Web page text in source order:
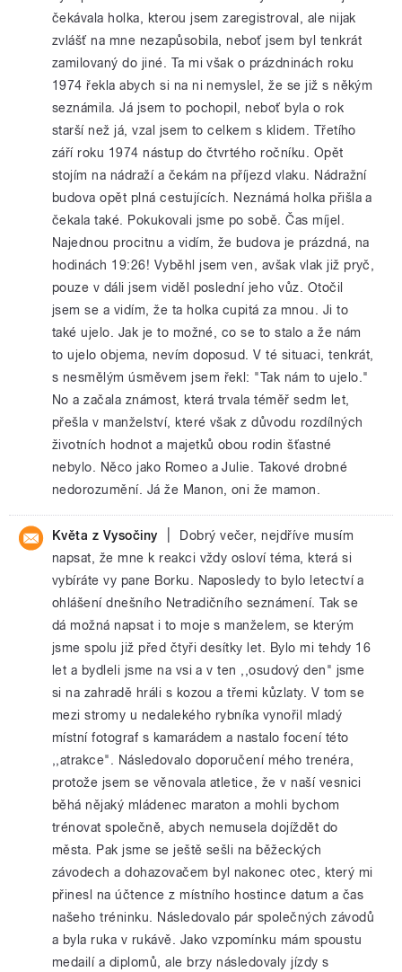
čekávala holka, kterou jsem zaregistroval, ale nijak
zvlášť na mne nezapůsobila, neboť jsem byl tenkrát
zamilovaný do jiné. Ta mi však o prázdninách roku
1974 řekla abych si na ni nemyslel, že se již s někým
seznámila. Já jsem to pochopil, neboť byla o rok
starší než já, vzal jsem to celkem s klidem. Třetího
září roku 1974 nástup do čtvrtého ročníku. Opět
stojím na nádraží a čekám na příjezd vlaku. Nádražní
budova opět plná cestujících. Neznámá holka přišla a
čekala také. Pokukovali jsme po sobě. Čas míjel.
Najednou procitnu a vidím, že budova je prázdná, na
hodinách 19:26! Vyběhl jsem ven, avšak vlak již pryč,
pouze v dáli jsem viděl poslední jeho vůz. Otočil
jsem se a vidím, že ta holka cupitá za mnou. Ji to
také ujelo. Jak je to možné, co se to stalo a že nám
to ujelo objema, nevím doposud. V té situaci, tenkrát,
s nesmělým úsměvem jsem řekl: "Tak nám to ujelo."
No a začala známost, která trvala téměř sedm let,
přešla v manželství, které však z důvodu rozdílných
životních hodnot a majetků obou rodin šťastné
nebylo. Něco jako Romeo a Julie. Takové drobné
nedorozumění. Já že Manon, oni že mamon.
Květa z Vysočiny
Dobrý večer, nejdříve musím
napsat, že mne k reakci vždy osloví téma, která si
vybíráte vy pane Borku. Naposledy to bylo letectví a
ohlášení dnešního Netradičního seznámení. Tak se
dá možná napsat i to moje s manželem, se kterým
jsme spolu již před čtyři desítky let. Bylo mi tehdy 16
let a bydleli jsme na vsi a v ten ,,osudový den" jsme
si na zahradě hráli s kozou a třemi kůzlaty. V tom se
mezi stromy u nedalekého rybníka vynořil mladý
místní fotograf s kamarádem a nastalo focení této
,,atrakce". Následovalo doporučení mého trenéra,
protože jsem se věnovala atletice, že v naší vesnici
běhá nějaký mládenec maraton a mohli bychom
trénovat společně, abych nemusela dojíždět do
města. Pak jsme se ještě sešli na běžeckých
závodech a dohazovačem byl nakonec otec, který mi
přinesl na účtence z místního hostince datum a čas
našeho tréninku. Následovalo pár společných závodů
a byla ruka v rukávě. Jako vzpomínku mám spoustu
medailí a diplomů, ale brzy následovaly jízdy s